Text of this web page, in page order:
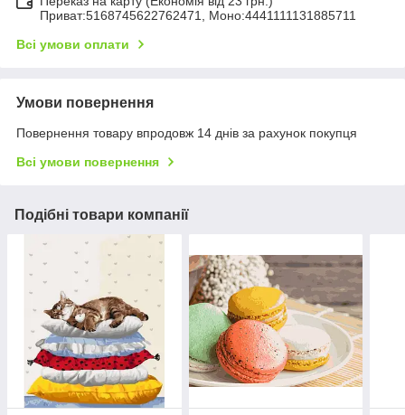
Приват:5168745622762471, Моно:4441111131885711
Всі умови оплати
Умови повернення
Повернення товару впродовж 14 днів за рахунок покупця
Всі умови повернення
Подібні товари компанії